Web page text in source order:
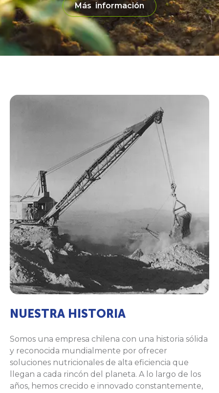
Más información
NUESTRA HISTORIA
Somos una empresa chilena con una historia sólida
y reconocida mundialmente por ofrecer
soluciones nutricionales de alta eficiencia que
llegan a cada rincón del planeta. A lo largo de los
años, hemos crecido e innovado constantemente,